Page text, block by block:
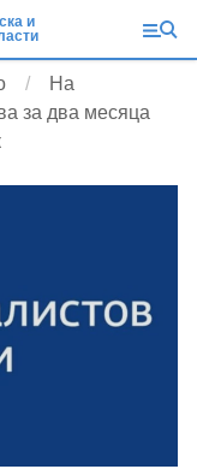
и
На
за два месяца